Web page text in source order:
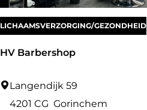
z
HV Barbershop
H Langendijk 59
4201 CG Gorinchem
LICHAAMSVERZORGING/GEZONDHEID